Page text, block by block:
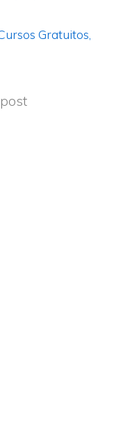
Gratuitos,